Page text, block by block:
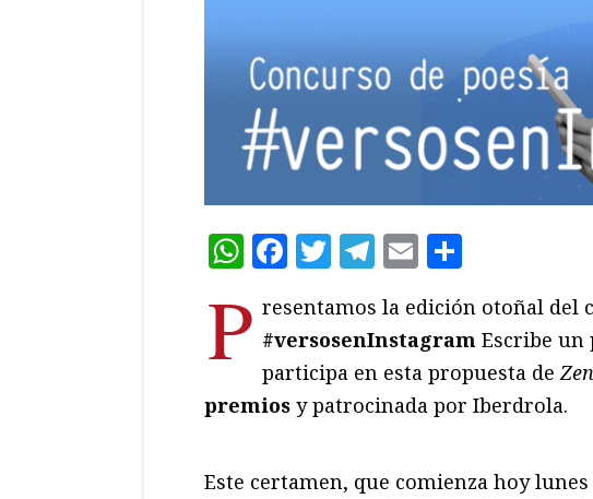
WhatsApp
Facebook
Twitter
Telegram
Email
P resentamos la edición otoñal del
#versosenInstagram Escribe un
participa en esta propuesta de
premios y patrocinada por Iberdrola.
Este certamen, que comienza hoy